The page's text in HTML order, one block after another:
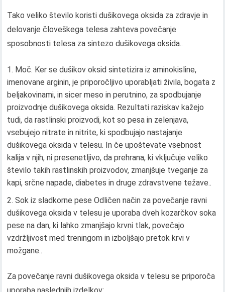
Tako veliko število koristi dušikovega oksida za zdravje in
delovanje človeškega telesa zahteva povečanje
sposobnosti telesa za sintezo dušikovega oksida..
Moč. Ker se dušikov oksid sintetizira iz aminokisline,
imenovane arginin, je priporočljivo uporabljati živila, bogata z
beljakovinami, in sicer meso in perutnino, za spodbujanje
proizvodnje dušikovega oksida. Rezultati raziskav kažejo
tudi, da rastlinski proizvodi, kot so pesa in zelenjava,
vsebujejo nitrate in nitrite, ki spodbujajo nastajanje
dušikovega oksida v telesu. In če upoštevate vsebnost
kalija v njih, ni presenetljivo, da prehrana, ki vključuje veliko
število takih rastlinskih proizvodov, zmanjšuje tveganje za
kapi, srčne napade, diabetes in druge zdravstvene težave..
Sok iz sladkorne pese Odličen način za povečanje ravni
dušikovega oksida v telesu je uporaba dveh kozarčkov soka
pese na dan, ki lahko zmanjšajo krvni tlak, povečajo
vzdržljivost med treningom in izboljšajo pretok krvi v
možgane..
Za povečanje ravni dušikovega oksida v telesu se priporoča